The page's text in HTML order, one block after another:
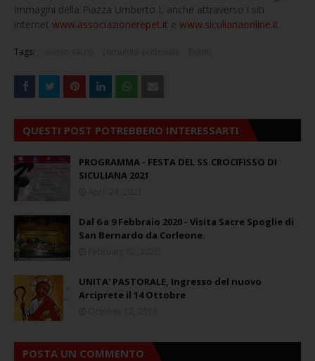
immagini della Piazza Umberto I, anche attraverso i siti
internet www.associazionerepet.it e www.siculianaonline.it
Tags:
QUESTI POST POTREBBERO INTERESSARTI
PROGRAMMA - FESTA DEL SS.CROCIFISSO DI
SICULIANA 2021
Dal 6 a 9 Febbraio 2020 - Visita Sacre Spoglie di
San Bernardo da Corleone.
UNITA' PASTORALE, Ingresso del nuovo
Arciprete il 14 Ottobre
POSTA UN COMMENTO